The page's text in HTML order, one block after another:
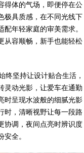
得体的气场，即便停在公
极具质感，在不同光线下
年轻家庭的审美需求。
从容顺畅，新手也能轻松
终坚持让设计贴合生活，
灵动光影，让爱车在通勤
时呈现水波般的细腻光影
时，清晰视野让每一段路
协调，夜间点亮时辨识度
全。